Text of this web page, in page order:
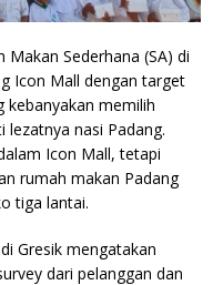
Makan Sederhana (SA) di
Icon Mall dengan target
kebanyakan memilih
nasi Padang.
Icon Mall, tetapi
rumah makan Padang
tiga lantai.
Gresik mengatakan
dari pelanggan dan